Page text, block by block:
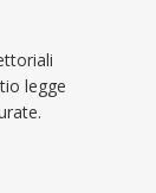
legge